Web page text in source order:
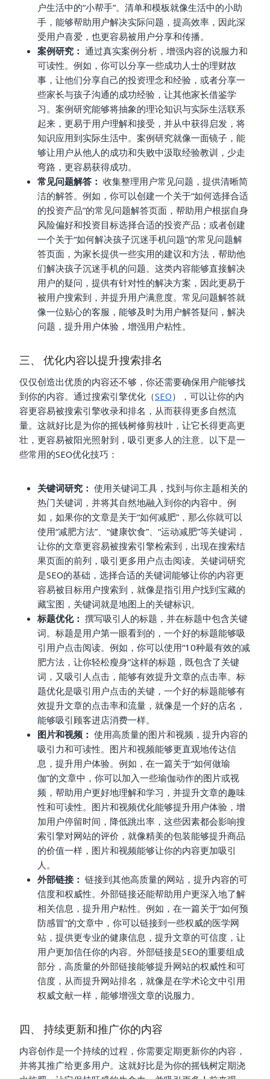
户生活中的“小帮手”。清单和模板就像生活中的小助
手，能够帮助用户解决实际问题，提高效率，因此深
受用户喜爱，也更容易被用户分享和传播。
案例研究： 通过真实案例分析，增强内容的说服力和
可读性。例如，你可以分享一些成功人士的理财故
事，让他们分享自己的投资理念和经验，或者分享一
些家长与孩子沟通的成功经验，让其他家长借鉴学
习。案例研究能够将抽象的理论知识与实际生活联系
起来，更易于用户理解和接受，并从中获得启发，将
知识应用到实际生活中。案例研究就像一面镜子，能
够让用户从他人的成功和失败中汲取经验教训，少走
弯路，更容易获得成功。
常见问题解答： 收集整理用户常见问题，提供清晰简
洁的解答。例如，你可以创建一个关于“如何选择合适
的投资产品”的常见问题解答页面，帮助用户根据自身
风险偏好和投资目标选择合适的投资产品；或者创建
一个关于“如何解决孩子沉迷手机问题”的常见问题解
答页面，为家长提供一些实用的建议和方法，帮助他
们解决孩子沉迷手机的问题。这类内容能够直接解决
用户的疑问，提供有针对性的解决方案，因此更易于
被用户搜索到，并提升用户满意度。常见问题解答就
像一位贴心的客服，能够及时为用户解答疑问，解决
问题，提升用户体验，增强用户粘性。
三、 优化内容以提升搜索排名
仅仅创造出优质的内容还不够，你还需要确保用户能够找
到你的内容。通过搜索引擎优化（SEO），可以让你的内
容更容易被搜索引擎收录和排名，从而获得更多自然流
量。这就好比是为你的摇钱树修剪枝叶，让它长得更高更
壮，更容易被阳光照射到，吸引更多人的注意。以下是一
些常用的SEO优化技巧：
关键词研究： 使用关键词工具，找到与你主题相关的
热门关键词，并将其自然地融入到你的内容中。例
如，如果你的文章是关于“如何减肥”，那么你就可以
使用“减肥方法”、“健康饮食”、“运动减肥”等关键词，
让你的文章更容易被搜索引擎检索到，出现在搜索结
果页面的前列，吸引更多用户点击阅读。关键词研究
是SEO的基础，选择合适的关键词能够让你的内容更
容易被目标用户搜索到，就像是指引用户找到宝藏的
藏宝图，关键词就是地图上的关键标识。
标题优化： 撰写吸引人的标题，并在标题中包含关键
词。标题是用户第一眼看到的，一个好的标题能够吸
引用户点击阅读。例如，你可以使用“10种最有效的减
肥方法，让你轻松瘦身”这样的标题，既包含了关键
词，又吸引人点击，能够有效提升文章的点击率。标
题优化是吸引用户点击的关键，一个好的标题能够有
效提升文章的点击率和流量，就像是一个好的店名，
能够吸引顾客进店消费一样。
图片和视频： 使用高质量的图片和视频，提升内容的
吸引力和可读性。图片和视频能够更直观地传达信
息，提升用户体验。例如，在一篇关于“如何做瑜
伽”的文章中，你可以加入一些瑜伽动作的图片或视
频，帮助用户更好地理解和学习，并提升文章的趣味
性和可读性。图片和视频优化能够提升用户体验，增
加用户停留时间，降低跳出率，这些因素都会影响搜
索引擎对网站的评价，就像精美的包装能够提升商品
的价值一样，图片和视频能够让你的内容更加吸引
人。
外部链接： 链接到其他高质量的网站，提升内容的可
信度和权威性。外部链接还能帮助用户更深入地了解
相关信息，提升用户粘性。例如，在一篇关于“如何预
防感冒”的文章中，你可以链接到一些权威的医学网
站，提供更专业的健康信息，提升文章的可信度，让
用户更加信任你的内容。外部链接是SEO的重要组成
部分，高质量的外部链接能够提升网站的权威性和可
信度，从而提升网站排名，就像是在学术论文中引用
权威文献一样，能够增强文章的说服力。
四、 持续更新和推广你的内容
内容创作是一个持续的过程，你需要定期更新你的内容，
并将其推广给更多用户。这就好比是为你的摇钱树定期浇